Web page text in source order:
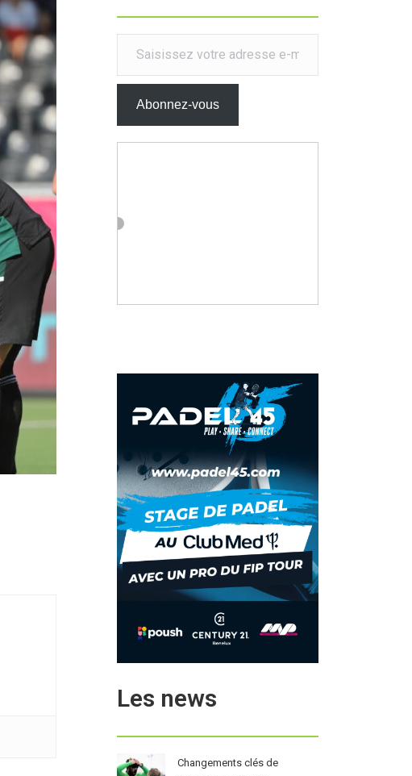
Saisissez votre adresse e-mail…
Abonnez-vous
Les news
Changements clés de